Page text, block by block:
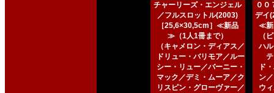
チャーリーズ・エンジェル
／フルスロットル(2003)
［25,6×30,5cm］≪新品
≫（1人1冊まで）
（キャメロン・ディアス／
ドリュー・バリモア／ルー
シー・リュー／バーニー・
マック／デミ・ムーア／ク
リスピン・グローヴァー／
００
デイ
≪新
（
ハ
ド
ン
ウ